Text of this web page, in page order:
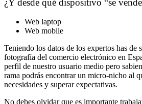
Web laptop
Web mobile
Teniendo los datos de los expertos has de
fotografía del comercio electrónico en
perfil de nuestro usuario medio pero
rama podrás encontrar un micro-nicho al
necesidades y superar expectativas.
No debes olvidar que es importante